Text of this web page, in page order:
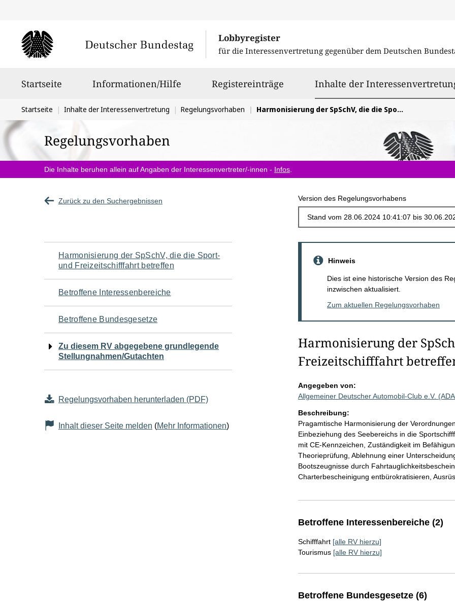
Lobbyregister
für die Interessenvertretung gegenüber dem Deutschen
Startseite Informationen/Hilfe Registereinträge Inhalte der
Sie
befinden
sich
hier:
Startseite Inhalte der Interessenvertretung Regelungsvorhaben Harmonisierung der SpSchV, die die Sport- und Freizeitschifffahrt betreffen
Regelungsvorhaben
Die Inhalte beruhen allein auf Angaben der Interessenvertreter/-innen - Infos
Zurück zu den Suchergebnissen Version des Regelungsvorhabens
Navigation
für
den
Seiteninhalt
Harmonisierung der SpSchV, die die Sport-
und Freizeitschifffahrt betreffen
Betroffene Interessenbereiche
Betroffene Bundesgesetze
Zu diesem RV abgegebene grundlegende
Stellungnahmen/Gutachten
Regelungsvorhaben herunterladen (PDF)
Inhalt dieser Seite melden (Mehr Informationen)
Hinweis
Dies ist eine historische Version des
inzwischen aktualisiert.
Zum aktuellen Regelungsvorhaben
Harmonisierung der
Freizeitschifffahrt
Angegeben von:
Allgemeiner Deutscher Automobil-Club e.V.
Beschreibung:
Pragamtische Harmonisierung der
Einbeziehung des Seebereichs in die
mit CE-Kennzeichen, Zuständigkeit im
Theorieprüfung, Ablehnung einer
Bootszeugnisse durch
Charterbescheinigung entbürokratisieren,
Betroffene Interessenbereiche (2)
Schifffahrt [alle RV hierzu]
Tourismus [alle RV hierzu]
Betroffene Bundesgesetze (6)